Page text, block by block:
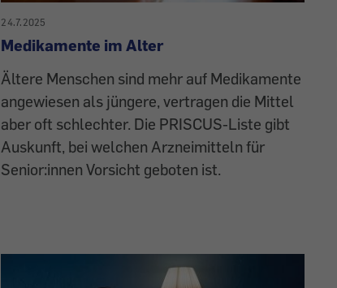
24.7.2025
Medikamente im Alter
Ältere Menschen sind mehr auf Medikamente
angewiesen als jüngere, vertragen die Mittel
aber oft schlechter. Die PRISCUS-Liste gibt
Auskunft, bei welchen Arzneimitteln für
Senior:innen Vorsicht geboten ist.